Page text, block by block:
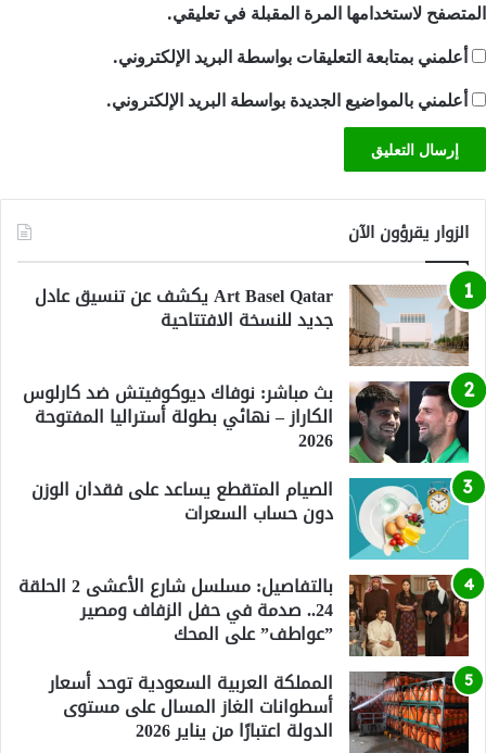
المتصفح لاستخدامها المرة المقبلة في تعليقي.
أعلمني بمتابعة التعليقات بواسطة البريد الإلكتروني.
أعلمني بالمواضيع الجديدة بواسطة البريد الإلكتروني.
الزوار يقرؤون الآن
Art Basel Qatar يكشف عن تنسيق عادل
جديد للنسخة الافتتاحية
بث مباشر: نوفاك ديوكوفيتش ضد كارلوس
الكاراز – نهائي بطولة أستراليا المفتوحة
2026
الصيام المتقطع يساعد على فقدان الوزن
دون حساب السعرات
بالتفاصيل: مسلسل شارع الأعشى 2 الحلقة
24.. صدمة في حفل الزفاف ومصير
”عواطف” على المحك
المملكة العربية السعودية توحد أسعار
أسطوانات الغاز المسال على مستوى
الدولة اعتبارًا من يناير 2026